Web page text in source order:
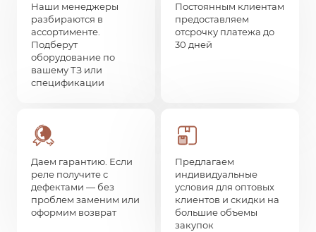
Наши менеджеры
разбираются в
ассортименте.
Подберут
оборудование по
вашему ТЗ или
спецификации
Постоянным клиентам
предоставляем
отсрочку платежа до
30 дней
Даем гарантию. Если
реле получите с
дефектами — без
проблем заменим или
оформим возврат
Предлагаем
индивидуальные
условия для оптовых
клиентов и скидки на
большие объемы
закупок